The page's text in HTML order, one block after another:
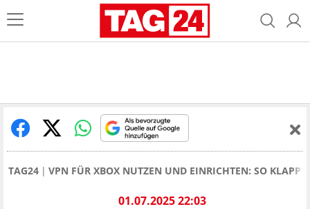
TAG24 VPN FÜR XBOX NUTZEN UND EINRICHTEN: SO
01.07.2025 22:03